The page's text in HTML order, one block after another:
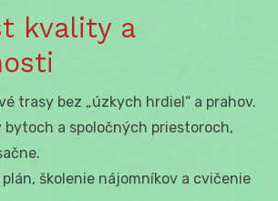
kvality a
trasy bez „úzkych hrdiel“ a prahov.
bytoch a spoločných priestoroch,
školenie nájomníkov a cvičenie